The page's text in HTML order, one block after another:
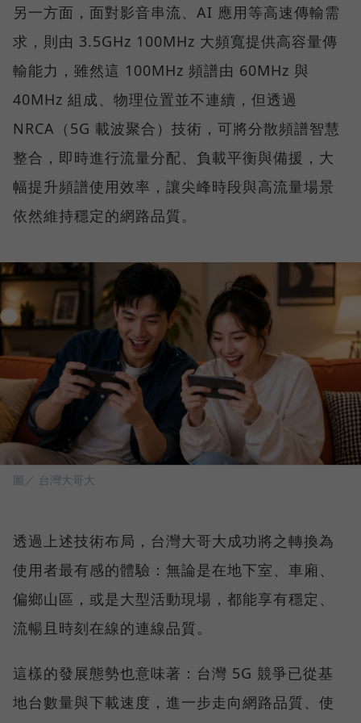
另一方面，面對影音串流、AI 應用等高速傳輸需
求，則由 3.5GHz 100MHz 大頻寬提供高容量傳
輸能力，雖然這 100MHz 頻譜由 60MHz 與
40MHz 組成、物理位置並不連續，但透過
NRCA（5G 載波聚合）技術，可將分散頻譜智慧
整合，即時進行流量分配、負載平衡與備援，大
幅提升頻譜使用效率，讓尖峰時段與高流量場景
依然維持穩定的網路品質。
圖／ 台灣大哥大
透過上述技術布局，台灣大哥大成功將之轉換為
使用者最有感的體驗：無論是在地下室、車廂、
偏鄉山區，或是大型活動現場，都能享有穩定、
流暢且時刻在線的連線品質。
這樣的發展態勢也意味著：台灣 5G 競爭已從基
地台數量與下載速度，進一步走向網路品質、使